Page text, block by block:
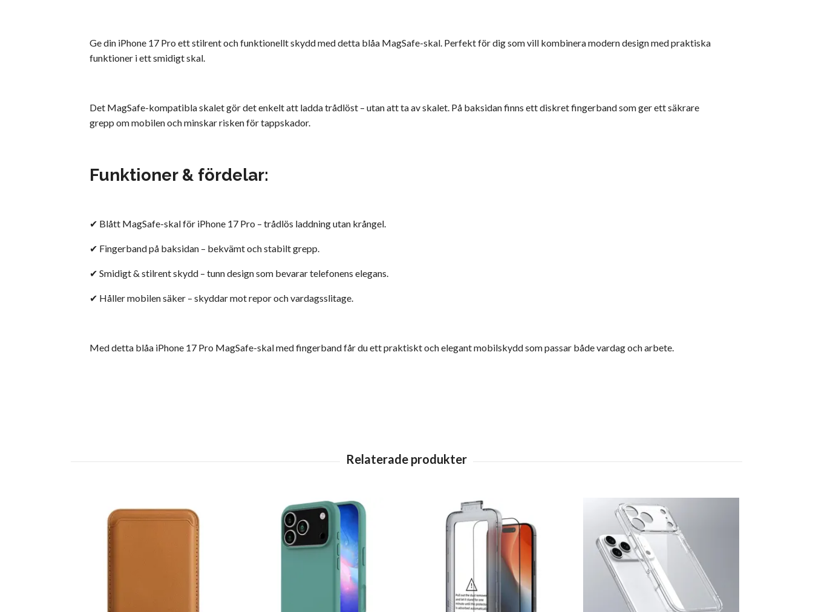
Ge din iPhone 17 Pro ett stilrent och funktionellt skydd med detta blåa MagSafe-skal. Perfekt för dig som vill kombinera modern design med praktiska
funktioner i ett smidigt skal.
Det MagSafe-kompatibla skalet gör det enkelt att ladda trådlöst – utan att ta av skalet. På baksidan finns ett diskret fingerband som ger ett säkrare
grepp om mobilen och minskar risken för tappskador.
Funktioner & fördelar:
✔ Blått MagSafe-skal för iPhone 17 Pro – trådlös laddning utan krångel.
✔ Fingerband på baksidan – bekvämt och stabilt grepp.
✔ Smidigt & stilrent skydd – tunn design som bevarar telefonens elegans.
✔ Håller mobilen säker – skyddar mot repor och vardagsslitage.
Med detta blåa iPhone 17 Pro MagSafe-skal med fingerband får du ett praktiskt och elegant mobilskydd som passar både vardag och arbete.